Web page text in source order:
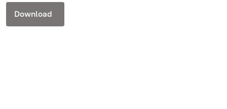
Download